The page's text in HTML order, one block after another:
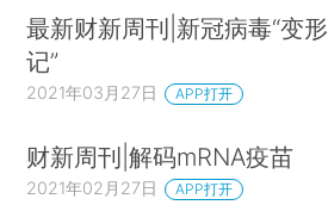
最新财新周刊|新冠病毒“变形
记”
2021年03月27日 APP打开
财新周刊|解码mRNA疫苗
2021年02月27日 APP打开